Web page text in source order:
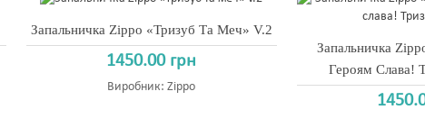
Запальничка Zippo «Тризуб Та Меч» V.2
1450.00 грн
Виробник:Zippo
Запальничка
Героям Слава!